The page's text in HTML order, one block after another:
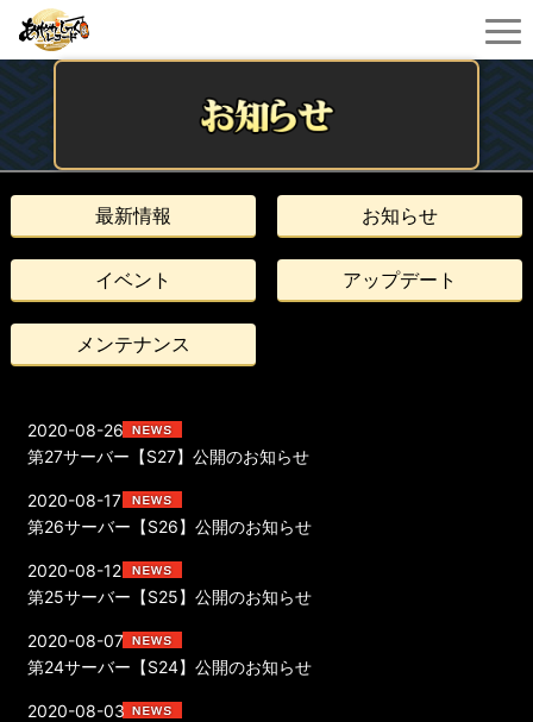
最新情報 お知らせ
イベント アップデート
メンテナンス
第27サーバー【S27】公開のお知らせ
2020-08-26
第26サーバー【S26】公開のお知らせ
2020-08-17
第25サーバー【S25】公開のお知らせ
2020-08-12
第24サーバー【S24】公開のお知らせ
2020-08-07
2020-08-03